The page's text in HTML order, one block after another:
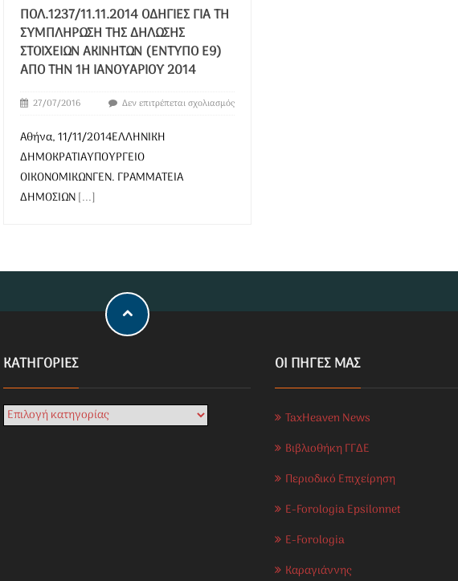
ΠΟΛ.1237/11.11.2014 ΟΔΗΓΊΕΣ ΓΙΑ ΤΗ
ΣΥΜΠΛΉΡΩΣΗ ΤΗΣ ΔΉΛΩΣΗΣ
ΣΤΟΙΧΕΊΩΝ ΑΚΙΝΉΤΩΝ (ΈΝΤΥΠΟ Ε9)
ΑΠΌ ΤΗΝ 1Η ΙΑΝΟΥΑΡΊΟΥ 2014
27/07/2016 Δεν επιτρέπεται σχολιασμός
Αθήνα, 11/11/2014ΕΛΛΗΝΙΚΗ
ΔΗΜΟΚΡΑΤΙΑΥΠΟΥΡΓΕΙΟ
ΟΙΚΟΝΟΜΙΚΩΝΓΕΝ. ΓΡΑΜΜΑΤΕΙΑ
ΔΗΜΟΣΙΩΝ[...]
KΑΤΗΓΟΡΊΕΣ ΟΙ ΠΗΓΕΣ ΜΑΣ
TaxHeaven News
Βιβλιοθήκη ΓΓΔΕ
Περιοδικό Επιχείρηση
E-Forologia Epsilonnet
E-Forologia
Καραγιάννης